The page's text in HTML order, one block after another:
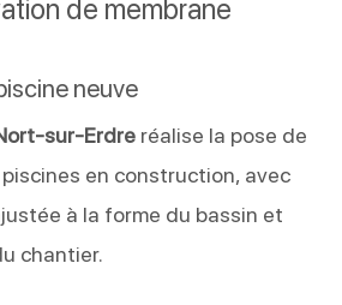
de membrane
neuve
sur-Erdreréalise la pose de
en construction, avec
à la forme du bassin et
chantier.